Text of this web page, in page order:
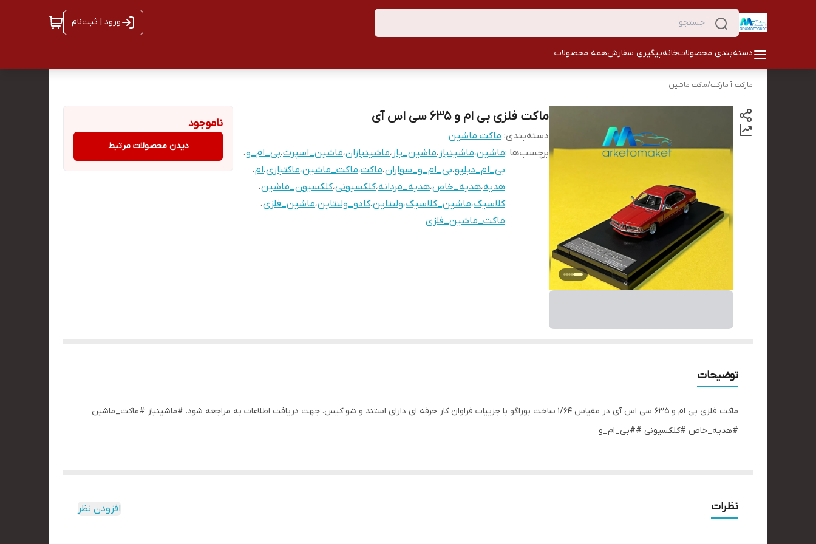
ورود | ثبت‌نام
دسته‌بندی محصولاتخانهپیگیری سفارشهمه محصولات
مارکت ٱ مارکت/ماکت ماشین
ماکت فلزی بی ام و ۶۳۵ سی اس آی
دسته‌بندی: ماکت ماشین
برچسب‌ها :ماشین،ماشینباز ،ماشین_باز ،ماشینبازان،ماشین_اسپرت،بی_ام_و،
بی_ام_دبلیو،بی_ام_و_سواران،ماکت،ماکت_ماشین،ماکتبازی،ام،
هدیه،هدیه_خاص،هدیه_مردانه،کلکسیونی،کلکسیون_ماشین،
کلاسیک،ماشین_کلاسیک،ولنتاین،کادو_ولنتاین،ماشین_فلزی،
ماکت_ماشین_فلزی
ناموجود
دیدن محصولات مرتبط
توضیحات
ماکت فلزی بی ام و ۶۳۵ سی اس آی در مقیاس ۱/۶۴ ساخت بوراگو با جزییات فراوان کار حرفه ای دارای استند و شو کیس. جهت دریافت اطلاعات به مراجعه شود. #ماشینباز #ماکت_ماشین
#هدیه_خاص #کلکسیونی ##بی_ام_و
نظرات افزودن نظر